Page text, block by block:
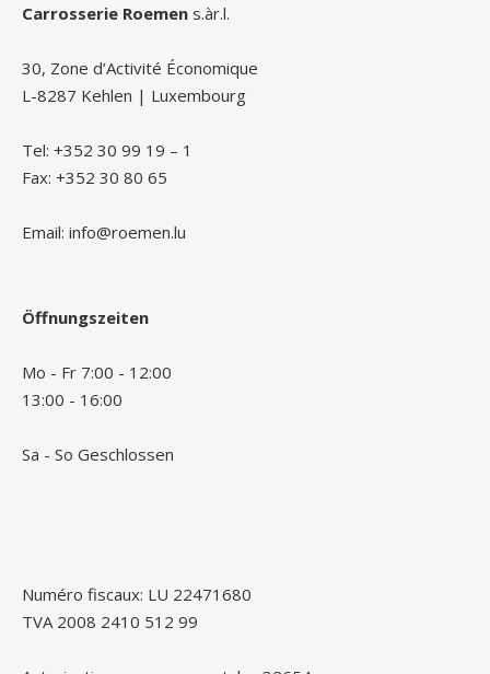
Carrosserie Roemen s.àr.l.
30, Zone d’Activité Économique
L-8287 Kehlen | Luxembourg
Tel: +352 30 99 19 – 1
Fax: +352 30 80 65
Email: info@roemen.lu
Öffnungszeiten
Mo - Fr 7:00 - 12:00
13:00 - 16:00
Sa - So Geschlossen
Numéro fiscaux: LU 22471680
TVA 2008 2410 512 99